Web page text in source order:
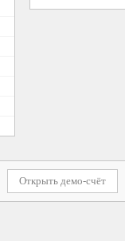
Открыть демо-счёт